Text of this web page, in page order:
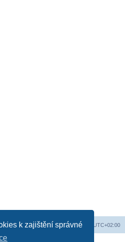
k zajištění správné
Všechny časy jsou v UTC+02:00